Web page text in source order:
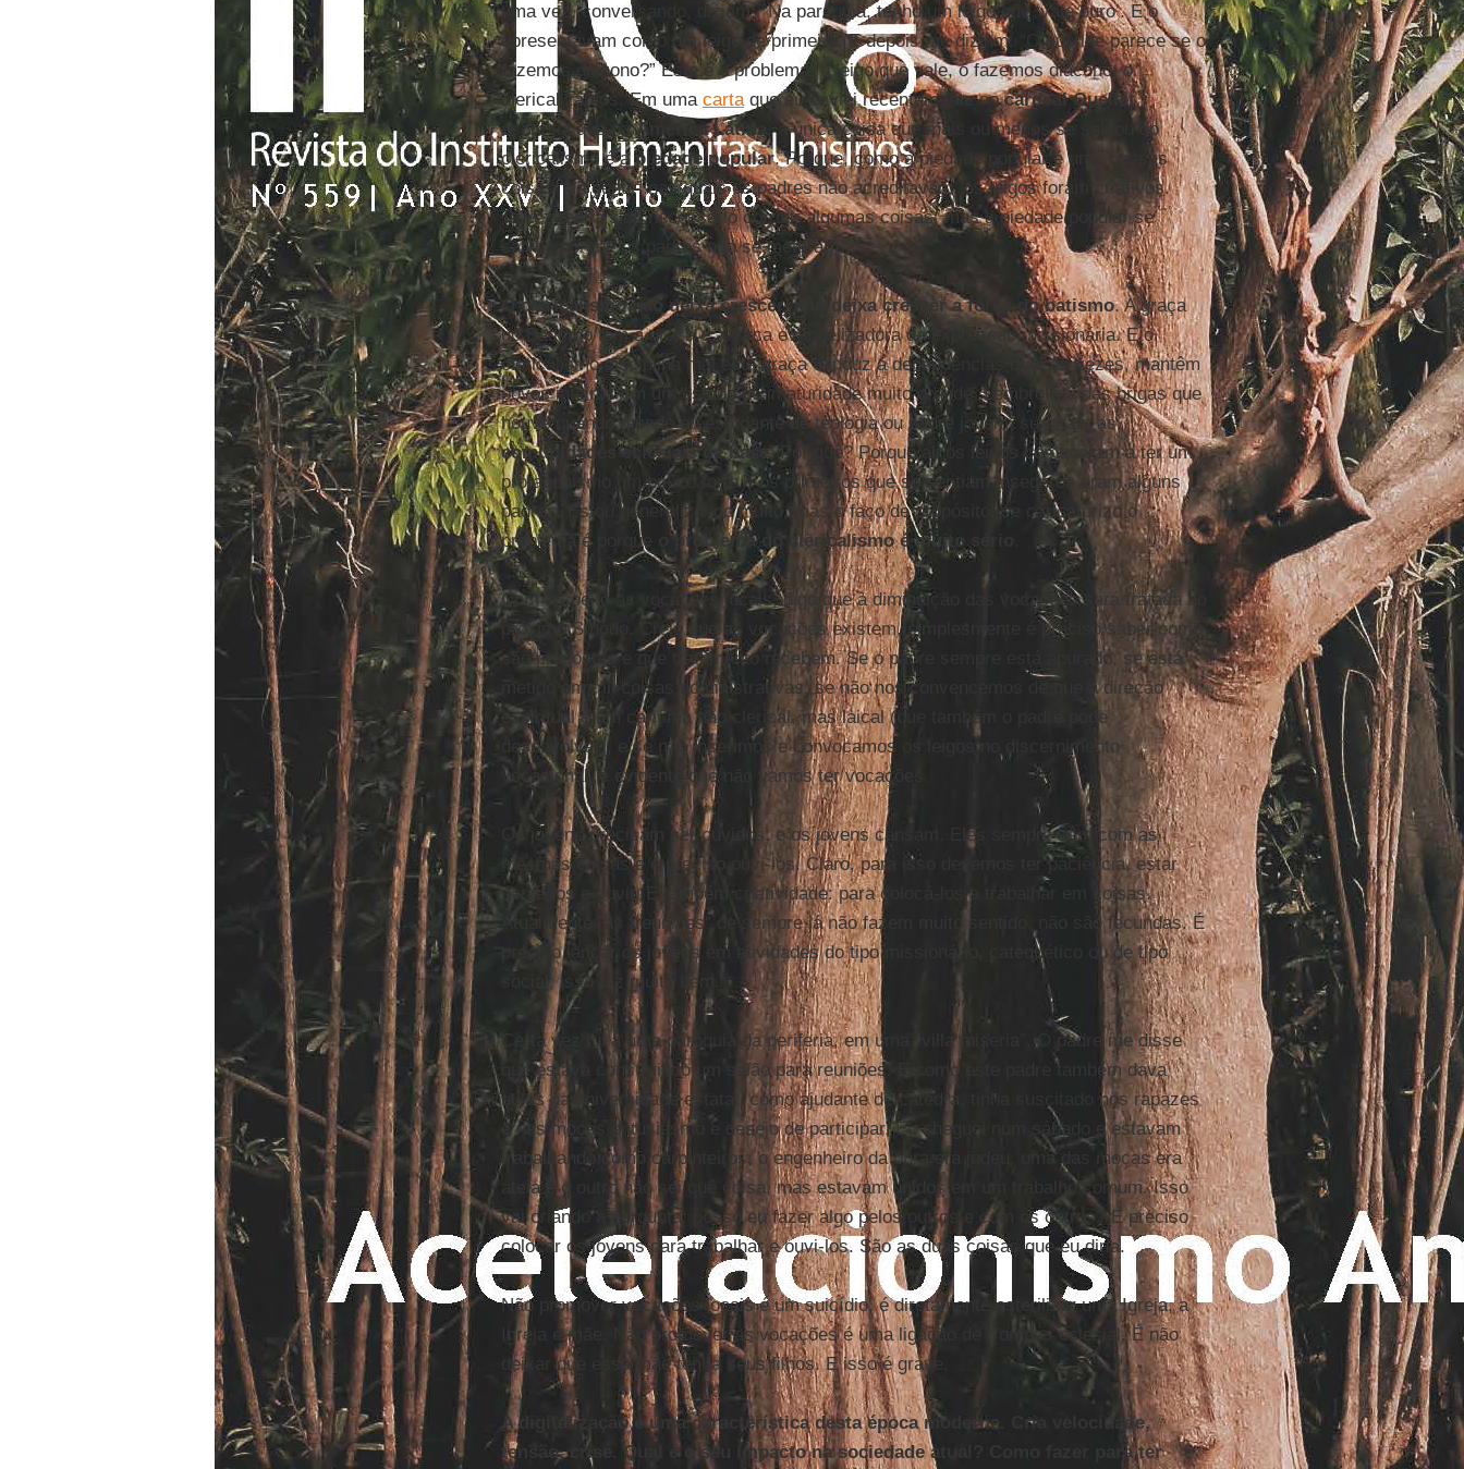
uma vez, conversando, diziam: “Na paróquia, tenho um leigo que ‘vale ouro’. E o
apresentavam como um leigo de primeira. E depois me diziam: “O que lhe parece se o
fazemos diácono?” Este é o problema: o leigo que vale, o fazemos diácono; o
clericalizamos. Em uma cartaque eu enviei recentemente aocardeal Ouellet,
escrevia que naAmérica Latina , a única coisa que mais ou menos se salvou do
clericalismo é apiedade popular. Porque, como a piedade popular é uma dessas
coisas “da gente” nas quais os padres não acreditavam, os leigos foram criativos.
Talvez tenha sido necessário corrigir algumas coisas, mas a piedade popular se
salvou porque os padres não se meteram.
O clericalismo não deixa crescer, não deixa crescer a força do batismo. A graça
do Batismo tem a graça e a força evangelizadora da expressão missionária. E o
clericalismo disciplina mal esta graça e induz a dependências que, às vezes, mantêm
povos inteiros em um estado de imaturidade muito grande. Lembro-me das brigas que
houve quando, sendo eu estudante de teologia ou padre jovem, surgiram as
comunidades eclesiais de base. Por quê? Porque ali os leigos começaram a ter um
protagonismo um pouco forte e os primeiros que se sentiam inseguros eram alguns
padres. Estou generalizando muito, mas o faço de propósito: se caricaturizo o
problema é porque
o problema do clericalismo é muito sério
Com respeito às vocações locais, digo que a diminuição das vocações será tratada no
próximo Sínodo. Creio que as vocações existem, simplesmente é preciso saber como
são propostas e que tratamento recebem. Se o padre sempre está apurado, se está
metido em mil coisas administrativas, se não nos convencemos de que a direção
espiritual é um carisma não clerical, mas laical (que também o padre pode
desenvolver), e se não inserimos e convocamos os leigos no discernimento
vocacional, é evidente que não vamos ter vocações.
Os jovens precisam ser ouvidos; e os jovens cansam. Eles sempre vêm com as
mesmas coisas e é preciso ouvi-los. Claro, para isso devemos ter paciência, estar
sentados e ouvir. E também criatividade: para colocá-los a trabalhar em coisas.
Atualmente, as “reuniões” de sempre já não fazem muito sentido, não são fecundas. É
preciso lançar os jovens em atividades do tipo missionário, catequético ou de tipo
social; isso faz muito bem.
Certa vez fui a uma paróquia da periferia, em uma “villa miseria”. O padre me disse
que estava construindo um salão para reuniões. E como este padre também dava
aulas na universidade estatal, como ajudante de cátedra, tinha suscitado nos rapazes
e nas moças entusiasmo e desejo de participar. Eu cheguei num sábado e estavam
trabalhando como carpinteiros; o engenheiro da obra era judeu, uma das moças era
ateia e o outro não sei quê coisa, mas estavam unidos em um trabalho comum. Isso
vai criando a pergunta: posso eu fazer algo pelos outros e com os outros? É preciso
colocar os jovens para trabalhar e ouvi-los. São as duas coisas que eu diria.
Não promover vocações locais é um suicídio, é diretamente esterilizar uma Igreja, a
Igreja é mãe. Não promover as vocações é uma ligação de trompas eclesial. É não
deixar que essa mãe tenha seus filhos. E isso é grave.
A digitalização é uma característica desta época moderna. Cria velocidade,
tensão, crise. Qual é o seu impacto na sociedade atual? Como fazer para ter